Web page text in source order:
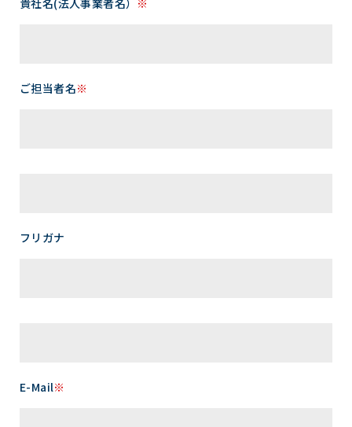
貴社名(法人事業者名） ※
ご担当者名※
フリガナ
E-Mail※